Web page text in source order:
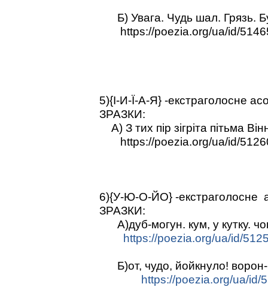
Б) Увага. Чудь шал. Грязь.
https://poezia.org/ua/id/
5){І-И-Ї-А-Я} -екстраголосне
ЗРАЗКИ:
А) З тих пір зігріта пітьма
https://poezia.org/ua/id/
6){У-Ю-О-ЙО} -екстраголосне
ЗРАЗКИ:
А)дуб-могун. кум, у кутку.
https://poezia.org/ua/id/
Б)от, чудо, йойкнуло! ворон-
https://poezia.org/ua/id/